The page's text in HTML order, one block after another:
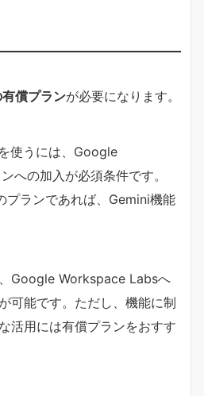
償プランが必要になります。
使うには、Google
への加入が必須条件です。
ランであれば、Gemini機能
Google Workspace Labsへ
可能です。ただし、機能に制
活用には有償プランをおすす